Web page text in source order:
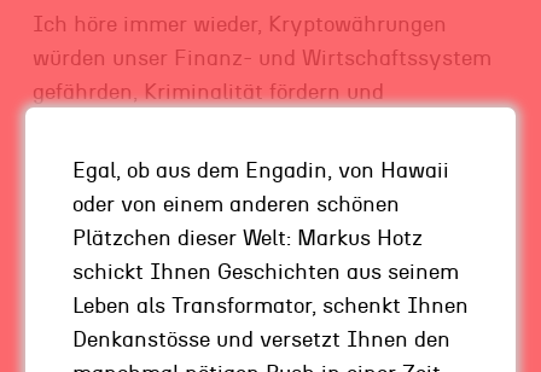
Ich höre immer wieder, Kryptowährungen
würden unser Finanz- und Wirtschaftssystem
gefährden, Kriminalität fördern und
Ihnen schon mal aufgefallen, wer diese
Behauptungen aufstellt und wem sie genau in
die Karten spielen? Richtig – den Banken und
Regierungen. Denn diese sehen mit Schrecken,
dass ihre Felle auf und davon schwimmen.
Einige Instanzen sind durch eine etablierte
Peer-to-Peer-Technologie sogar gänzlich
Egal, ob aus dem Engadin, von Hawaii
oder von einem anderen schönen
Plätzchen dieser Welt: Markus Hotz
schickt Ihnen Geschichten aus seinem
Leben als Transformator, schenkt Ihnen
Denkanstösse und versetzt Ihnen den